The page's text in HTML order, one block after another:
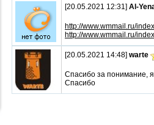
[20.05.2021 12:31] Al-
http://www.wmmail.ru/
http://www.wmmail.ru/
[20.05.2021 14:48] warte
Спасибо за понимание,
Спасибо